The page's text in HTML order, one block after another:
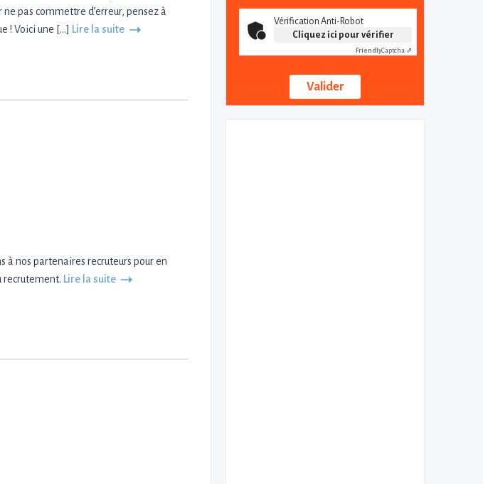
ne pas commettre d’erreur, pensez à
! Voici une […] Lire la suite
à nos partenaires recruteurs pour en
recrutement. Lire la suite
Vérification Anti-Robot
Cliquez ici pour vérifier
FriendlyCaptcha ⇗